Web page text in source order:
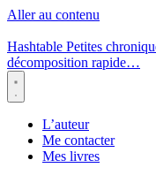
Aller au contenu
Hashtable Petites
décomposition rapide…
Menu
L’auteur
Me contacter
Mes livres